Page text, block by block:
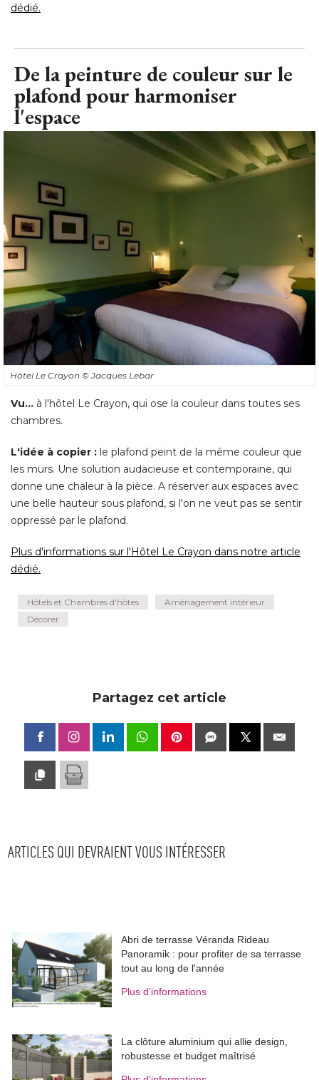
dédié.
De la peinture de couleur sur le
plafond pour harmoniser
l'espace
Hôtel Le Crayon © Jacques Lebar
Vu... à l'hôtel Le Crayon, qui ose la couleur dans toutes ses
chambres.
L'idée à copier : le plafond peint de la même couleur que
les murs. Une solution audacieuse et contemporaine, qui
donne une chaleur à la pièce. A réserver aux espaces avec
une belle hauteur sous plafond, si l'on ne veut pas se sentir
oppressé par le plafond.
Plus d'informations sur l'Hôtel Le Crayon dans notre article
dédié.
Hôtels et Chambres d'hôtes
Aménagement intérieur
Décorer
Partagez cet article
ARTICLES QUI DEVRAIENT VOUS INTÉRESSER
Abri de terrasse Véranda Rideau
Panoramik : pour profiter de sa terrasse
tout au long de l'année
Plus d'informations
La clôture aluminium qui allie design,
robustesse et budget maîtrisé